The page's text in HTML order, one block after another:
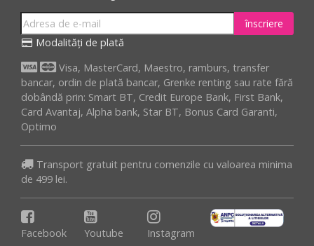
înscriere
Modalități de plată
Visa, MasterCard, Maestro, ramburs, transfer
bancar, ordin de plată bancar, Grenke renting sau rate fără
dobândă prin: Smart BT, Credit Europe Bank, First Bank,
Card Avantaj, Alpha bank, Star BT, Bonus Card Garanti,
Optimo
Transport gratuit pentru comenzile cu valoarea minima
de 499 lei.
Facebook Youtube Instagram